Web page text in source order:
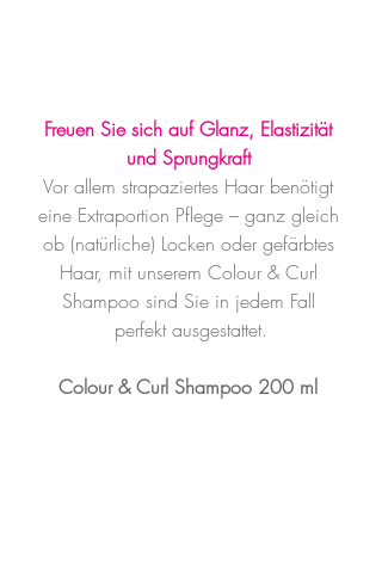
Freuen Sie sich auf Glanz, Elastizität
und Sprungkraft
Vor allem strapaziertes Haar benötigt
eine Extraportion Pflege – ganz gleich
ob (natürliche) Locken oder gefärbtes
Haar, mit unserem Colour & Curl
Shampoo sind Sie in jedem Fall
perfekt ausgestattet.
Colour & Curl Shampoo 200 ml